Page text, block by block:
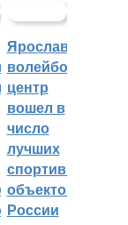
Ярославский
волейбольный
центр
вошел в
число
лучших
спортивных
объектов
России